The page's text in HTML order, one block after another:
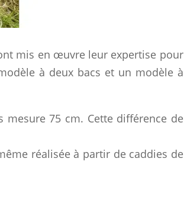
mis en œuvre leur expertise pour
à deux bacs et un modèle à
75 cm. Cette différence de
réalisée à partir de caddies de